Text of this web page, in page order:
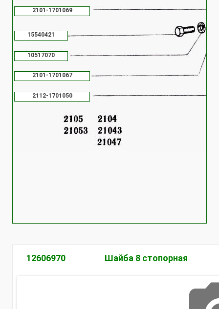
10517070
15540421
2101-1701067
2101-1701069
2112-1701050
12606970 Шайба 8 стопорная